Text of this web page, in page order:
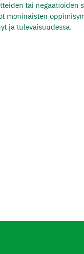
tai negaatioiden
moninaisten
ja tulevaisuudessa.